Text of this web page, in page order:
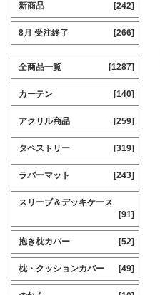
新商品 [242]
8月 受注終了 [266]
全商品一覧 [1287]
カーテン [140]
アクリル商品 [259]
タペストリー [319]
ラバーマット [243]
スリーブ＆デッキケース
[91]
抱き枕カバー [52]
枕・クッションカバー [49]